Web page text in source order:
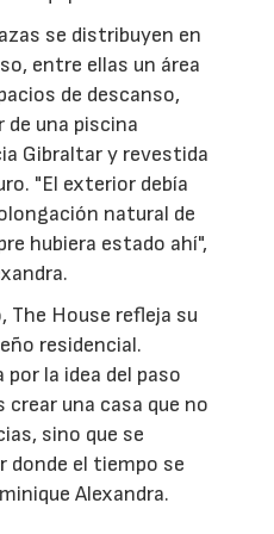
se distribuyen en
entre ellas un área
de descanso,
de una piscina
Gibraltar y revestida
"El exterior debía
natural de
hubiera estado ahí",
The House refleja su
residencial.
la idea del paso
crear una casa que no
sino que se
donde el tiempo se
Alexandra.